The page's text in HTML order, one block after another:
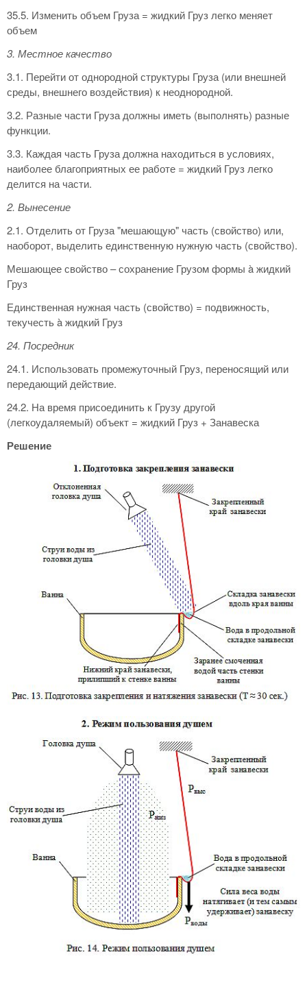
35.5. Изменить объем Груза = жидкий Груз легко меняет
объем
3. Местное качество
3.1. Перейти от однородной структуры Груза (или внешней
среды, внешнего воздействия) к неоднородной.
3.2. Разные части Груза должны иметь (выполнять) разные
функции.
3.3. Каждая часть Груза должна находиться в условиях,
наиболее благоприятных ее работе = жидкий Груз легко
делится на части.
2. Вынесение
2.1. Отделить от Груза "мешающую" часть (свойство) или,
наоборот, выделить единственную нужную часть (свойство).
Мешающее свойство – сохранение Грузом формы à жидкий
Груз
Единственная нужная часть (свойство) = подвижность,
текучесть à жидкий Груз
24. Посредник
24.1. Использовать промежуточный Груз, переносящий или
передающий действие.
24.2. На время присоединить к Грузу другой
(легкоудаляемый) объект = жидкий Груз + Занавеска
Решение